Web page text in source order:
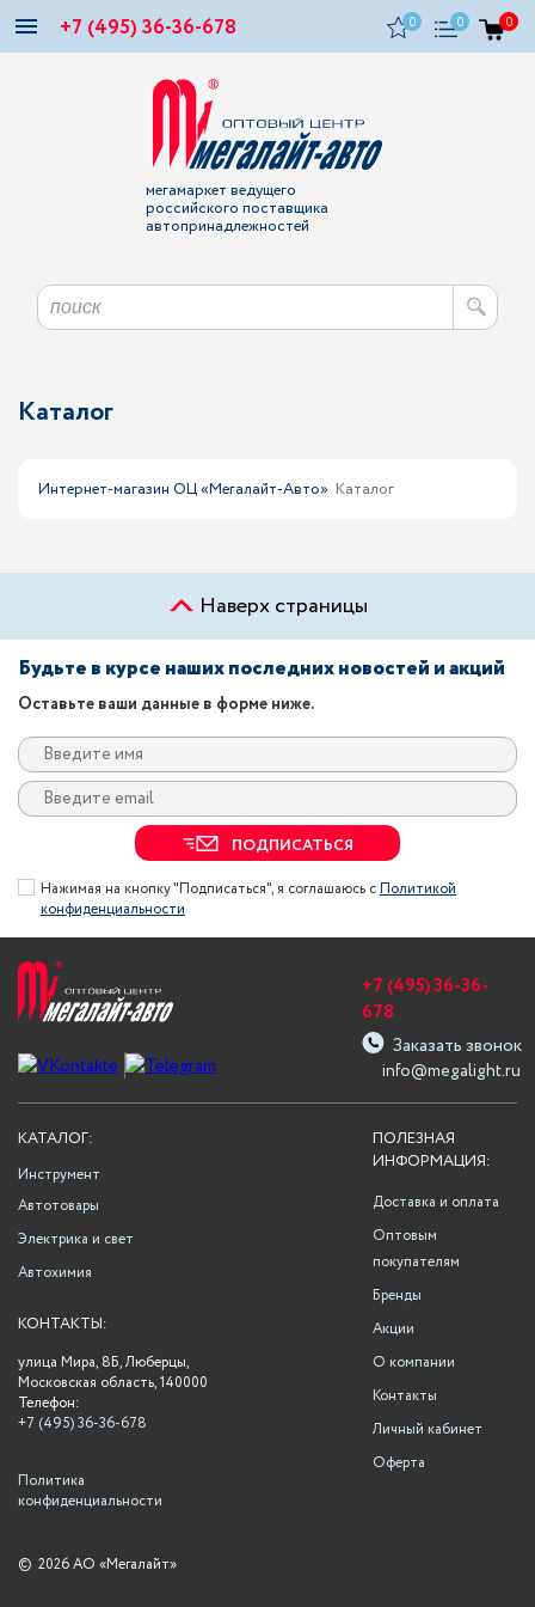
+7 (495) 36-36-678 0 0 0
мегамаркет ведущего
российского поставщика
автопринадлежностей
Каталог
Интернет-магазин ОЦ «Мегалайт-Авто» Каталог
Наверх страницы
Будьте в курсе наших последних новостей и акций
Оставьте ваши данные в форме ниже.
ПОДПИСАТЬСЯ
Нажимая на кнопку "Подписаться", я соглашаюсь сПолитикой
конфиденциальности
info@megalight.ru
+7 (495) 36-36-
678
Заказать звонок
ПОЛЕЗНАЯ
ИНФОРМАЦИЯ:
Доставка и оплата
Оптовым
покупателям
Бренды
Акции
О компании
Контакты
Личный кабинет
Оферта
КАТАЛОГ:
Инструмент
Автотовары
Электрика и свет
Автохимия
КОНТАКТЫ:
улица Мира, 8Б, Люберцы,
Московская область, 140000
Телефон:
+7 (495) 36-36-678
Политика
конфиденциальности
© 2026 АО «Мегалайт»